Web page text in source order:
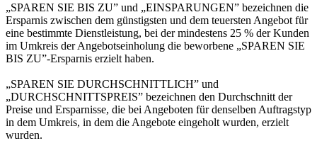
„SPAREN SIE BIS ZU” und „EINSPARUNGEN” bezeichnen die
Ersparnis zwischen dem günstigsten und dem teuersten Angebot für
eine bestimmte Dienstleistung, bei der mindestens 25 % der Kunden
im Umkreis der Angebotseinholung die beworbene „SPAREN SIE
BIS ZU”-Ersparnis erzielt haben.
„SPAREN SIE DURCHSCHNITTLICH” und
„DURCHSCHNITTSPREIS” bezeichnen den Durchschnitt der
Preise und Ersparnisse, die bei Angeboten für denselben Auftragstyp
in dem Umkreis, in dem die Angebote eingeholt wurden, erzielt
wurden.